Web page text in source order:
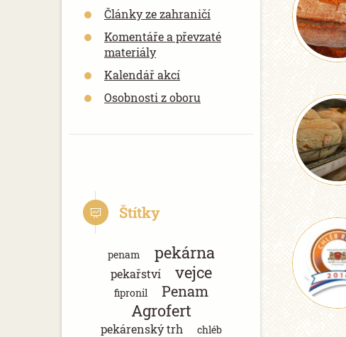
Články ze zahraničí
Komentáře a převzaté
materiály
Kalendář akcí
Osobnosti z oboru
Štítky
penam pekárna
pekařství vejce
fipronil Penam
Agrofert
pekárenský trh chléb